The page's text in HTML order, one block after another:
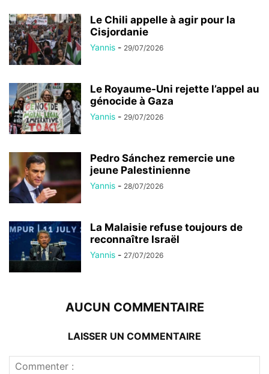
Le Chili appelle à agir pour la
Cisjordanie
Yannis - 29/07/2026
Le Royaume-Uni rejette l’appel au
génocide à Gaza
Yannis - 29/07/2026
Pedro Sánchez remercie une
jeune Palestinienne
Yannis - 28/07/2026
La Malaisie refuse toujours de
reconnaître Israël
Yannis - 27/07/2026
AUCUN COMMENTAIRE
LAISSER UN COMMENTAIRE